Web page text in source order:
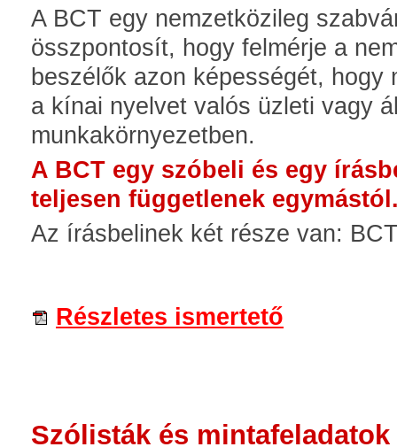
A BCT egy nemzetközileg
összpontosít, hogy felmérje a
beszélők azon képességét, hogy
a kínai nyelvet valós üzleti vagy
munkakörnyezetben.
A BCT egy szóbeli és egy
teljesen függetlenek
Az írásbelinek két része van:
Részletes ismertető
Szólisták és mintafeladatok